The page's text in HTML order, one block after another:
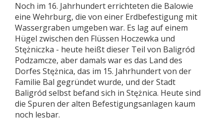
Noch im 16. Jahrhundert errichteten die Balowie
eine Wehrburg, die von einer Erdbefestigung mit
Wassergraben umgeben war. Es lag auf einem
Hügel zwischen den Flüssen Hoczewka und
Stężniczka - heute heißt dieser Teil von Baligród
Podzamcze, aber damals war es das Land des
Dorfes Stężnica, das im 15. Jahrhundert von der
Familie Bal gegründet wurde, und der Stadt
Baligród selbst befand sich in Stężnica. Heute sind
die Spuren der alten Befestigungsanlagen kaum
noch lesbar.